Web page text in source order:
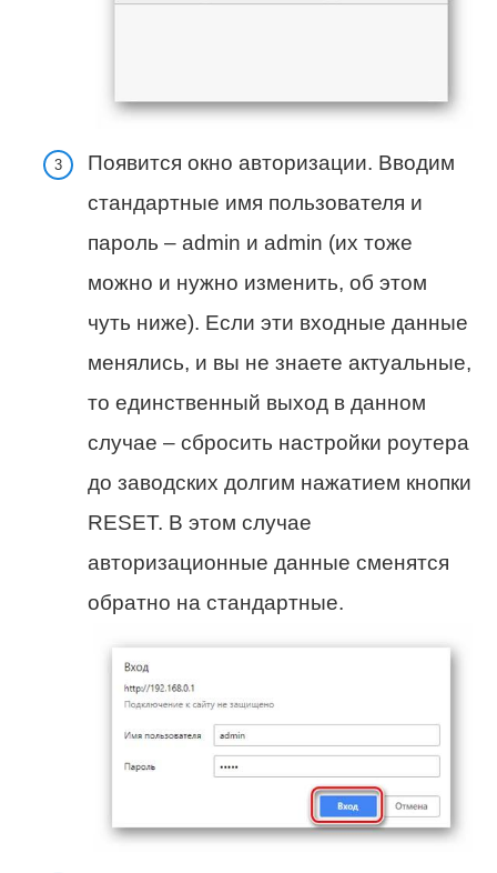
Появится окно авторизации. Вводим
стандартные имя пользователя и
пароль – admin и admin (их тоже
можно и нужно изменить, об этом
чуть ниже). Если эти входные данные
менялись, и вы не знаете актуальные,
то единственный выход в данном
случае – сбросить настройки роутера
до заводских долгим нажатием кнопки
RESET. В этом случае
авторизационные данные сменятся
обратно на стандартные.